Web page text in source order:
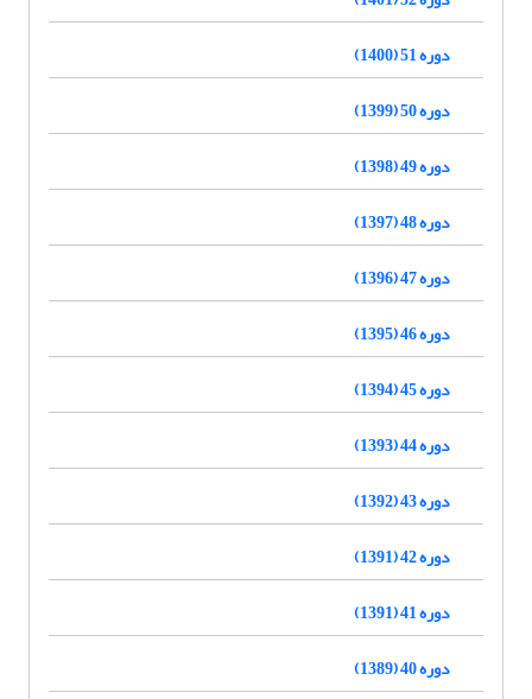
دوره 51 (1400)
دوره 50 (1399)
دوره 49 (1398)
دوره 48 (1397)
دوره 47 (1396)
دوره 46 (1395)
دوره 45 (1394)
دوره 44 (1393)
دوره 43 (1392)
دوره 42 (1391)
دوره 41 (1391)
دوره 40 (1389)